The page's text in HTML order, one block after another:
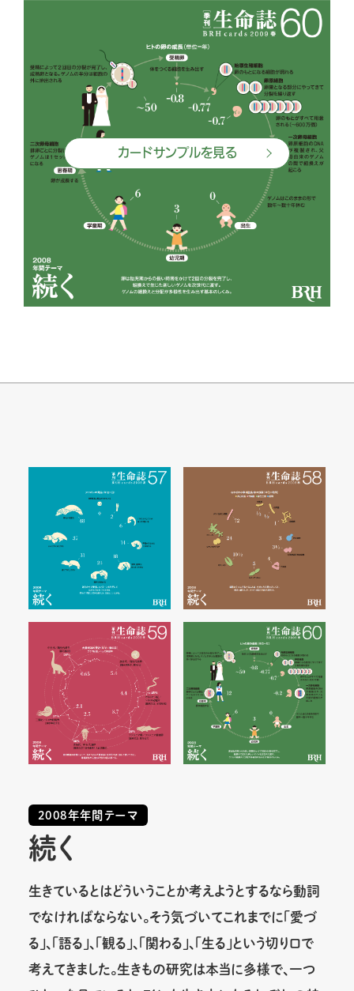
カードサンプルを見る
2008年年間テーマ
続く
生きているとはどういうことか考えようとするなら動詞
でなければならない。そう気づいてこれまでに「愛づ
る」、「語る」、「観る」、「関わる」、「生る」という切り口で
考えてきました。生きもの研究は本当に多様で、一つ